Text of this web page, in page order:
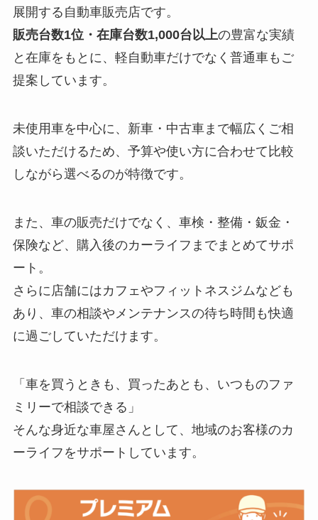
展開する自動車販売店です。
販売台数1位・在庫台数1,000台以上の豊富な実績
と在庫をもとに、軽自動車だけでなく普通車もご
提案しています。
未使用車を中心に、新車・中古車まで幅広くご相
談いただけるため、予算や使い方に合わせて比較
しながら選べるのが特徴です。
また、車の販売だけでなく、車検・整備・鈑金・
保険など、購入後のカーライフまでまとめてサポ
ート。
さらに店舗にはカフェやフィットネスジムなども
あり、車の相談やメンテナンスの待ち時間も快適
に過ごしていただけます。
「車を買うときも、買ったあとも、いつものファ
ミリーで相談できる」
そんな身近な車屋さんとして、地域のお客様のカ
ーライフをサポートしています。